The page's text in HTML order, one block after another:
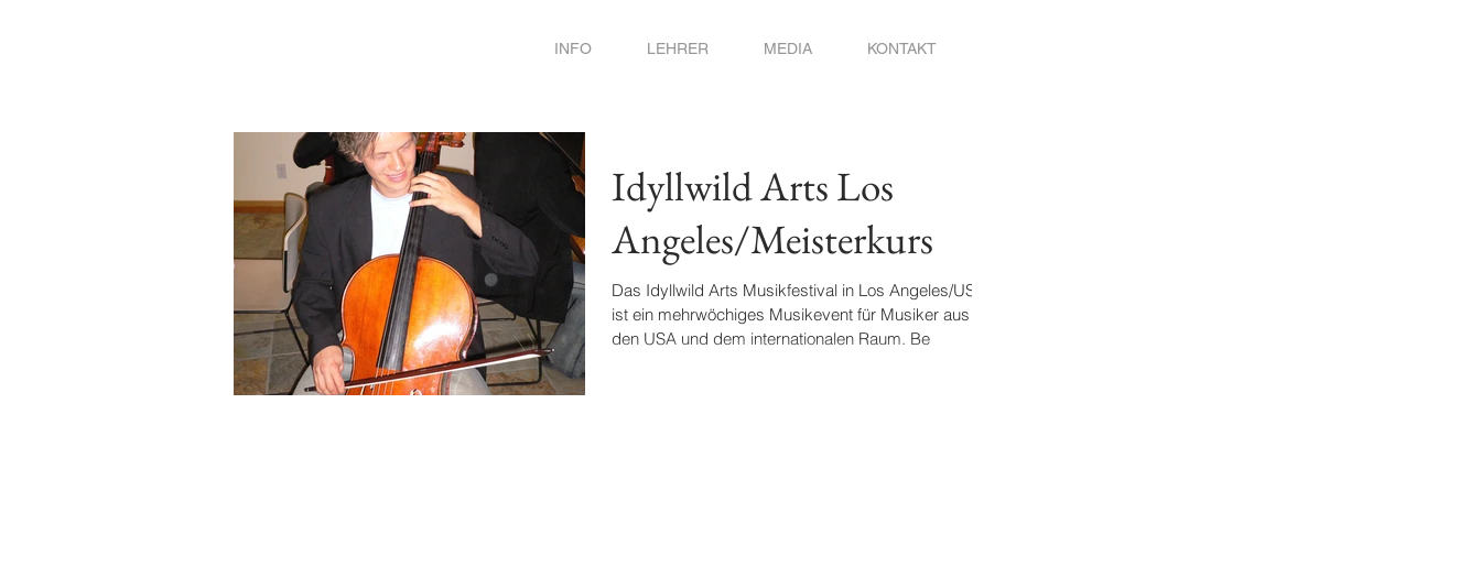
INFO LEHRER MEDIA KONTAKT
Idyllwild Arts Los
Angeles/Meisterkurs
Das Idyllwild Arts Musikfestival in Los Angeles/USA
ist ein mehrwöchiges Musikevent für Musiker aus
den USA und dem internationalen Raum. Be